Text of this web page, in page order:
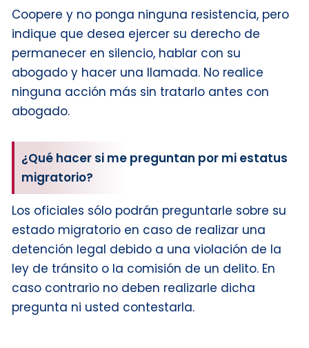
Coopere y no ponga ninguna resistencia, pero
indique que desea ejercer su derecho de
permanecer en silencio, hablar con su
abogado y hacer una llamada. No realice
ninguna acción más sin tratarlo antes con
abogado.
¿Qué hacer si me preguntan por mi estatus
migratorio?
Los oficiales sólo podrán preguntarle sobre su
estado migratorio en caso de realizar una
detención legal debido a una violación de la
ley de tránsito o la comisión de un delito. En
caso contrario no deben realizarle dicha
pregunta ni usted contestarla.